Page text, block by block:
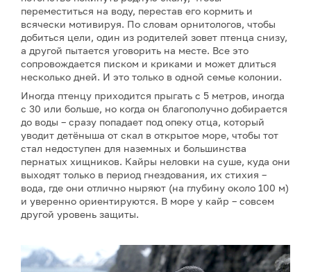
переместиться на воду, перестав его кормить и
всячески мотивируя. По словам орнитологов, чтобы
добиться цели, один из родителей зовет птенца снизу,
а другой пытается уговорить на месте. Все это
сопровождается писком и криками и может длиться
несколько дней. И это только в одной семье колонии.
Иногда птенцу приходится прыгать с 5 метров, иногда
с 30 или больше, но когда он благополучно добирается
до воды – сразу попадает под опеку отца, который
уводит детёныша от скал в открытое море, чтобы тот
стал недоступен для наземных и большинства
пернатых хищников. Кайры неловки на суше, куда они
выходят только в период гнездования, их стихия –
вода, где они отлично ныряют (на глубину около 100 м)
и уверенно ориентируются. В море у кайр – совсем
другой уровень защиты.